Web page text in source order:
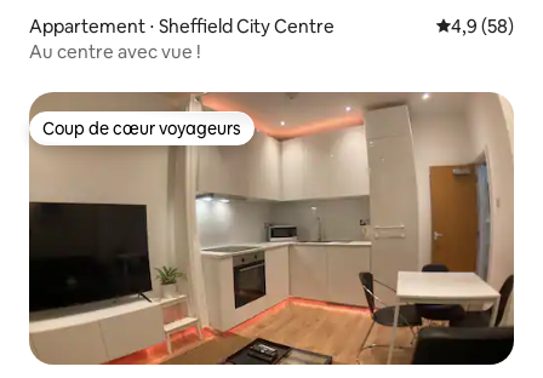
Appartement ⋅ Sheffield City Centre Évaluation
4,9 (58)
Au centre avec vue !
Coup de cœur voyageurs
Coup de cœur voyageurs